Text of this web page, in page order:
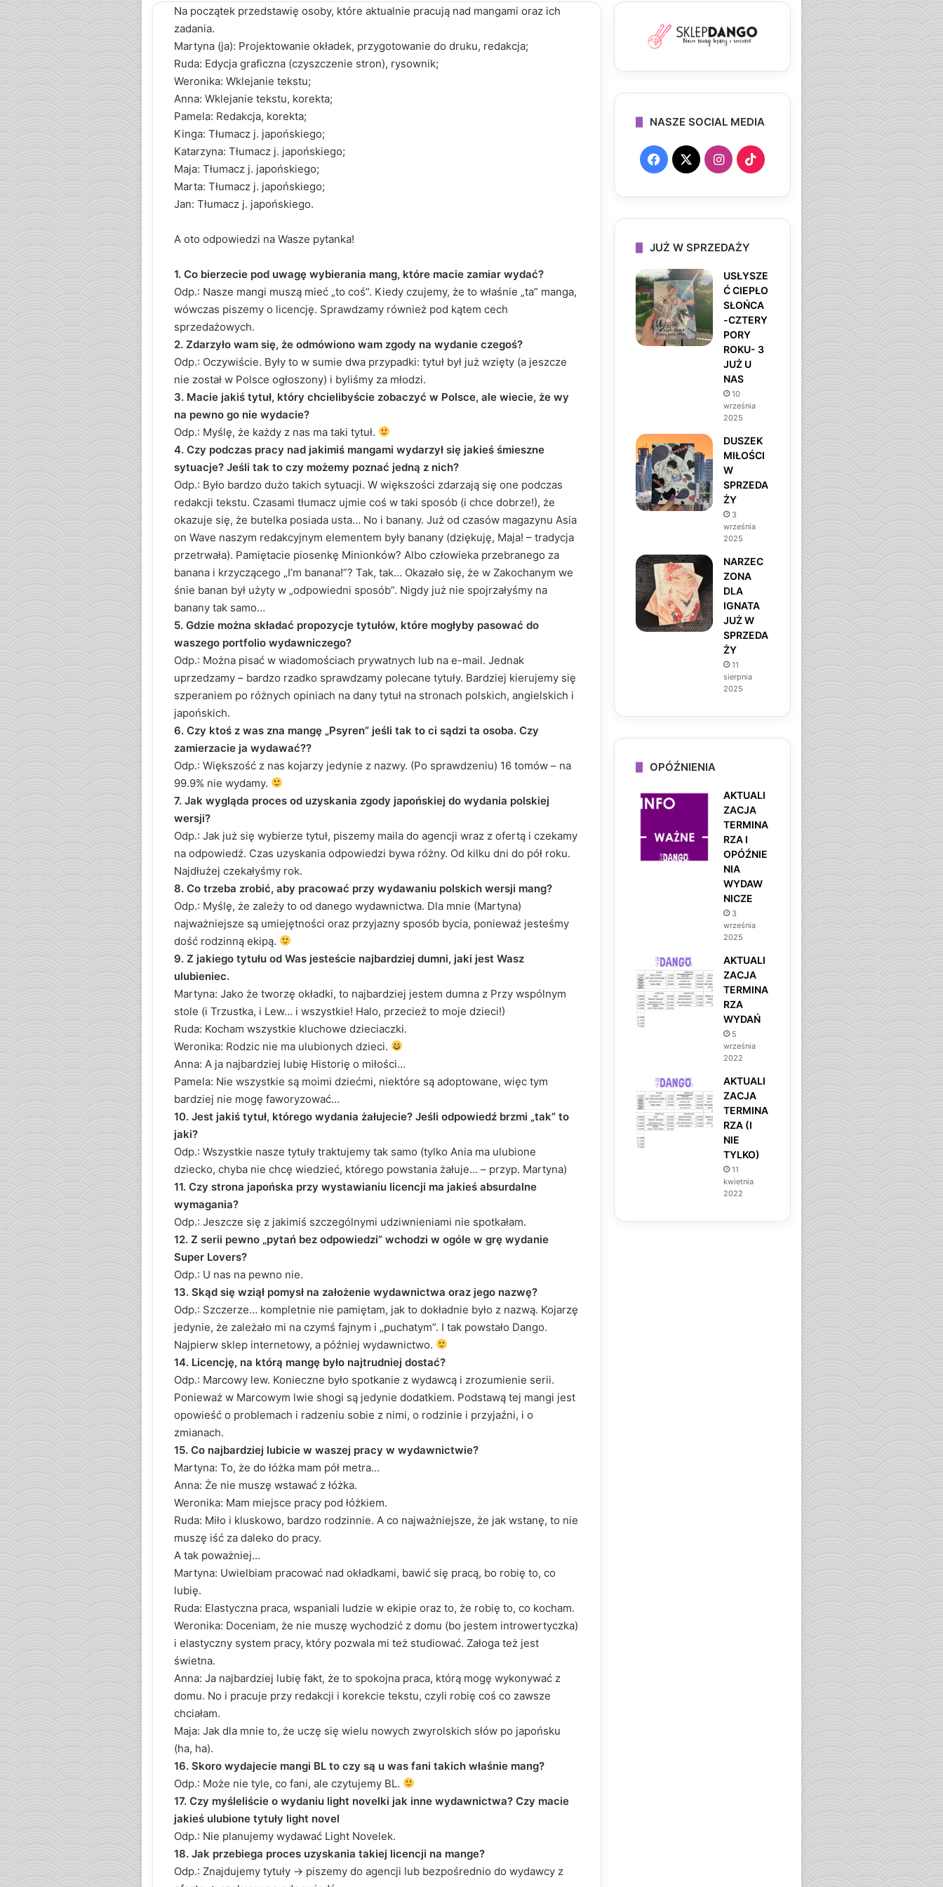
Na początek przedstawię osoby, które aktualnie pracują nad mangami oraz ich
zadania.
Martyna (ja): Projektowanie okładek, przygotowanie do druku, redakcja;
Ruda: Edycja graficzna (czyszczenie stron), rysownik;
Weronika: Wklejanie tekstu;
Anna: Wklejanie tekstu, korekta;
Pamela: Redakcja, korekta;
Kinga: Tłumacz j. japońskiego;
Katarzyna: Tłumacz j. japońskiego;
Maja: Tłumacz j. japońskiego;
Marta: Tłumacz j. japońskiego;
Jan: Tłumacz j. japońskiego.
A oto odpowiedzi na Wasze pytanka!
1. Co bierzecie pod uwagę wybierania mang, które macie zamiar wydać?
Odp.: Nasze mangi muszą mieć „to coś”. Kiedy czujemy, że to właśnie „ta” manga,
wówczas piszemy o licencję. Sprawdzamy również pod kątem cech
sprzedażowych.
2. Zdarzyło wam się, że odmówiono wam zgody na wydanie czegoś?
Odp.: Oczywiście. Były to w sumie dwa przypadki: tytuł był już wzięty (a jeszcze
nie został w Polsce ogłoszony) i byliśmy za młodzi.
3. Macie jakiś tytuł, który chcielibyście zobaczyć w Polsce, ale wiecie, że wy
na pewno go nie wydacie?
Odp.: Myślę, że każdy z nas ma taki tytuł.
4. Czy podczas pracy nad jakimiś mangami wydarzył się jakieś śmieszne
sytuacje? Jeśli tak to czy możemy poznać jedną z nich?
Odp.: Było bardzo dużo takich sytuacji. W większości zdarzają się one podczas
redakcji tekstu. Czasami tłumacz ujmie coś w taki sposób (i chce dobrze!), że
okazuje się, że butelka posiada usta… No i banany. Już od czasów magazynu Asia
on Wave naszym redakcyjnym elementem były banany (dziękuję, Maja! – tradycja
przetrwała). Pamiętacie piosenkę Minionków? Albo człowieka przebranego za
banana i krzyczącego „I’m banana!”? Tak, tak… Okazało się, że w Zakochanym we
śnie banan był użyty w „odpowiedni sposób”. Nigdy już nie spojrzałyśmy na
banany tak samo…
5. Gdzie można składać propozycje tytułów, które mogłyby pasować do
waszego portfolio wydawniczego?
Odp.: Można pisać w wiadomościach prywatnych lub na e-mail. Jednak
uprzedzamy – bardzo rzadko sprawdzamy polecane tytuły. Bardziej kierujemy się
szperaniem po różnych opiniach na dany tytuł na stronach polskich, angielskich i
japońskich.
6. Czy ktoś z was zna mangę „Psyren” jeśli tak to ci sądzi ta osoba. Czy
zamierzacie ja wydawać??
Odp.: Większość z nas kojarzy jedynie z nazwy. (Po sprawdzeniu) 16 tomów – na
99.9% nie wydamy.
7. Jak wygląda proces od uzyskania zgody japońskiej do wydania polskiej
wersji?
Odp.: Jak już się wybierze tytuł, piszemy maila do agencji wraz z ofertą i czekamy
na odpowiedź. Czas uzyskania odpowiedzi bywa różny. Od kilku dni do pół roku.
Najdłużej czekałyśmy rok.
8. Co trzeba zrobić, aby pracować przy wydawaniu polskich wersji mang?
Odp.: Myślę, że zależy to od danego wydawnictwa. Dla mnie (Martyna)
najważniejsze są umiejętności oraz przyjazny sposób bycia, ponieważ jesteśmy
dość rodzinną ekipą.
9. Z jakiego tytułu od Was jesteście najbardziej dumni, jaki jest Wasz
ulubieniec.
Martyna: Jako że tworzę okładki, to najbardziej jestem dumna z Przy wspólnym
stole (i Trzustka, i Lew… i wszystkie! Halo, przecież to moje dzieci!)
Ruda: Kocham wszystkie kluchowe dzieciaczki.
Weronika: Rodzic nie ma ulubionych dzieci.
Anna: A ja najbardziej lubię Historię o miłości…
Pamela: Nie wszystkie są moimi dziećmi, niektóre są adoptowane, więc tym
bardziej nie mogę faworyzować…
10. Jest jakiś tytuł, którego wydania żałujecie? Jeśli odpowiedź brzmi „tak” to
jaki?
Odp.: Wszystkie nasze tytuły traktujemy tak samo (tylko Ania ma ulubione
dziecko, chyba nie chcę wiedzieć, którego powstania żałuje… – przyp. Martyna)
11. Czy strona japońska przy wystawianiu licencji ma jakieś absurdalne
wymagania?
Odp.: Jeszcze się z jakimiś szczególnymi udziwnieniami nie spotkałam.
12. Z serii pewno „pytań bez odpowiedzi” wchodzi w ogóle w grę wydanie
Super Lovers?
Odp.: U nas na pewno nie.
13. Skąd się wziął pomysł na założenie wydawnictwa oraz jego nazwę?
Odp.: Szczerze… kompletnie nie pamiętam, jak to dokładnie było z nazwą. Kojarzę
jedynie, że zależało mi na czymś fajnym i „puchatym”. I tak powstało Dango.
Najpierw sklep internetowy, a później wydawnictwo.
14. Licencję, na którą mangę było najtrudniej dostać?
Odp.: Marcowy lew. Konieczne było spotkanie z wydawcą i zrozumienie serii.
Ponieważ w Marcowym lwie shogi są jedynie dodatkiem. Podstawą tej mangi jest
opowieść o problemach i radzeniu sobie z nimi, o rodzinie i przyjaźni, i o
zmianach.
15. Co najbardziej lubicie w waszej pracy w wydawnictwie?
Martyna: To, że do łóżka mam pół metra…
Anna: Że nie muszę wstawać z łóżka.
Weronika: Mam miejsce pracy pod łóżkiem.
Ruda: Miło i kluskowo, bardzo rodzinnie. A co najważniejsze, że jak wstanę, to nie
muszę iść za daleko do pracy.
A tak poważniej…
Martyna: Uwielbiam pracować nad okładkami, bawić się pracą, bo robię to, co
lubię.
Ruda: Elastyczna praca, wspaniali ludzie w ekipie oraz to, że robię to, co kocham.
Weronika: Doceniam, że nie muszę wychodzić z domu (bo jestem introwertyczka)
i elastyczny system pracy, który pozwala mi też studiować. Załoga też jest
świetna.
Anna: Ja najbardziej lubię fakt, że to spokojna praca, którą mogę wykonywać z
domu. No i pracuje przy redakcji i korekcie tekstu, czyli robię coś co zawsze
chciałam.
Maja: Jak dla mnie to, że uczę się wielu nowych zwyrolskich słów po japońsku
(ha, ha).
16. Skoro wydajecie mangi BL to czy są u was fani takich właśnie mang?
Odp.: Może nie tyle, co fani, ale czytujemy BL.
17. Czy myśleliście o wydaniu light novelki jak inne wydawnictwa? Czy macie
jakieś ulubione tytuły light novel
Odp.: Nie planujemy wydawać Light Novelek.
18. Jak przebiega proces uzyskania takiej licencji na mange?
Odp.: Znajdujemy tytuły -> piszemy do agencji lub bezpośrednio do wydawcy z
NASZE SOCIAL MEDIA
F
c
e
b
o
o
X
I
s
t
a
g
r
a
m
T
k
o
k
JUŻ W SPRZEDAŻY
USŁYSZE
Ć CIEPŁO
SŁOŃCA
-CZTERY
PORY
ROKU- 3
JUŻ U
NAS
10
września
2025
DUSZEK
MIŁOŚCI
W
SPRZEDA
ŻY
3
września
2025
NARZEC
ZONA
DLA
IGNATA
JUŻ W
SPRZEDA
ŻY
11
sierpnia
2025
OPÓŹNIENIA
AKTUALI
ZACJA
TERMINA
RZA I
OPÓŹNIE
NIA
WYDAW
NICZE
3
września
2025
AKTUALI
ZACJA
TERMINA
RZA
WYDAŃ
5
września
2022
AKTUALI
ZACJA
TERMINA
RZA (I
NIE
TYLKO)
11
kwietnia
2022